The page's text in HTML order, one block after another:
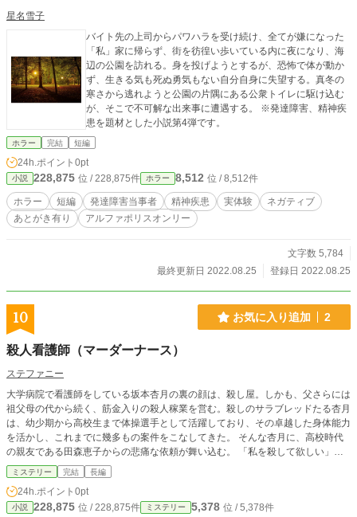
星名雪子
バイト先の上司からパワハラを受け続け、全てが嫌になった
「私」家に帰らず、街を彷徨い歩いている内に夜になり、海
辺の公園を訪れる。身を投げようとするが、恐怖で体が動か
ず、生きる気も死ぬ勇気もない自分自身に失望する。真冬の
寒さから逃れようと公園の片隅にある公衆トイレに駆け込む
が、そこで不可解な出来事に遭遇する。 ※発達障害、精神疾
患を題材とした小説第4弾です。
ホラー 完結 短編
24h.ポイント 0pt
小説 228,875 位 / 228,875件 ホラー 8,512 位 / 8,512件
ホラー 短編 発達障害当事者 精神疾患 実体験
ネガティブ
あとがき有り
アルファポリスオンリー
文字数 5,784
最終更新日 2022.08.25
登録日 2022.08.25
10 お気に入り追加 2
殺人看護師（マーダーナース）
ステファニー
大学病院で看護師をしている坂本杏月の裏の顔は、殺し屋。しかも、父さらには
祖父母の代から続く、筋金入りの殺人稼業を営む。殺しのサラブレッドたる杏月
は、幼少期から高校生まで体操選手として活躍しており、その卓越した身体能力
を活かし、これまでに幾多もの案件をこなしてきた。 そんな杏月に、高校時代
の親友である田森恵子からの悲痛な依頼が舞い込む。 「私を殺して欲しい」、
と。 かねてから自殺未遂を繰り返し、彼女の辛い人生の一部始終を見てきた杏
月は、悩んだ末に引き受けることに。 しかし、この一件を契機に、順調だった
杏月の、人生の歯車が狂い出す...。 ※この物語はフィクションです。作品の進行
上、登場する人物の実務内容が実際と異なる場合がございますが、その点はご了
ミステリー 完結 長編
24h.ポイント 0pt
小説 228,875 位 / 228,875件 ミステリー 5,378 位 / 5,378件